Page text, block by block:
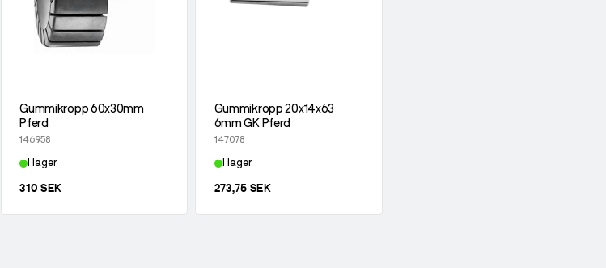
Gummikropp 60x30mm
Pferd
146958
I lager
310 SEK
Gummikropp 20x14x63
6mm GK Pferd
147078
I lager
273,75 SEK